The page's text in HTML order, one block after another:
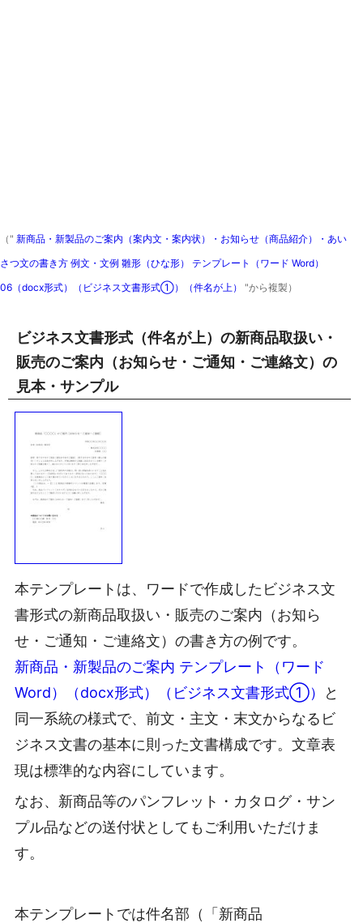
（" 新商品・新製品のご案内（案内文・案内状）・お知らせ（商品紹介）・あい
さつ文の書き方 例文・文例 雛形（ひな形） テンプレート（ワード Word）
06（docx形式）（ビジネス文書形式①）（件名が上） "から複製）
ビジネス文書形式（件名が上）の新商品取扱い・
販売のご案内（お知らせ・ご通知・ご連絡文）の
見本・サンプル
本テンプレートは、ワードで作成したビジネス文
書形式の新商品取扱い・販売のご案内（お知ら
せ・ご通知・ご連絡文）の書き方の例です。
新商品・新製品のご案内 テンプレート（ワード
Word）（docx形式）（ビジネス文書形式①）
と
同一系統の様式で、前文・主文・末文からなるビ
ジネス文書の基本に則った文書構成です。文章表
現は標準的な内容にしています。
なお、新商品等のパンフレット・カタログ・サン
プル品などの送付状としてもご利用いただけま
す。
本テンプレートでは件名部（「新商品